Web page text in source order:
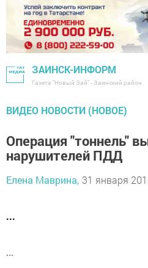
ЗАИНСК-ИНФОРМ
Газета "Новый Зай" - Заинский район
ВИДЕО НОВОСТИ (НОВОЕ)
Операция "тоннель"
нарушителей ПДД
Елена Маврина, 31 января
...
...